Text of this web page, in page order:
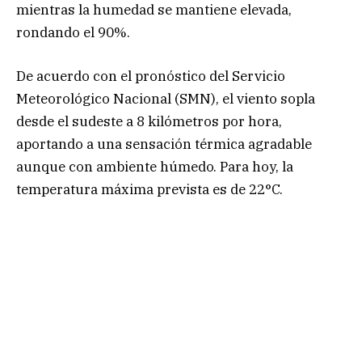
mientras la humedad se mantiene elevada,
rondando el 90%.
De acuerdo con el pronóstico del Servicio
Meteorológico Nacional (SMN), el viento sopla
desde el sudeste a 8 kilómetros por hora,
aportando a una sensación térmica agradable
aunque con ambiente húmedo. Para hoy, la
temperatura máxima prevista es de 22°C.